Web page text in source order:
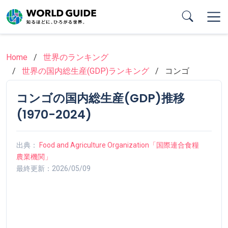
to
main
Home
世界のランキング
世界の国内総生産(GDP)ランキング
コンゴ
コンゴの国内総生産(GDP)推移
(1970-2024)
出典：
Food and Agriculture Organization「国際連合食糧
農業機関」
最終更新：2026/05/09